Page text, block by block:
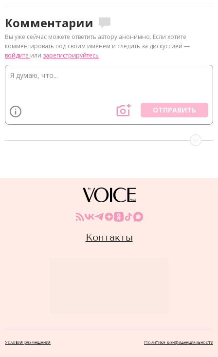
Комментарии
Вы уже сейчас можете ответить автору анонимно. Если хотите
комментировать под своим именем и следить за дискуссией —
войдите или зарегистрируйтесь
ОТПРАВИТЬ
Контакты
Условия размещения Политика конфиденциальности